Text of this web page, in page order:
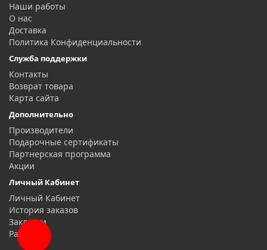
Наши работы
О нас
Доставка
Политика Конфиденциальности
Служба поддержки
Контакты
Возврат товара
Карта сайта
Дополнительно
Производители
Подарочные сертификаты
Партнерская программа
Акции
Личный Кабинет
Личный Кабинет
История заказов
Закладки
Рассылка